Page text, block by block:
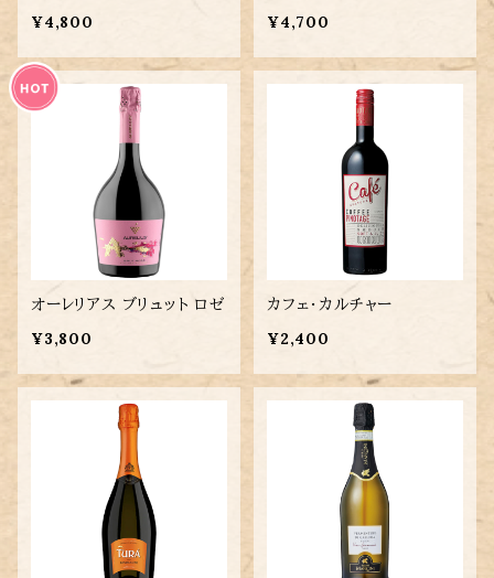
¥4,800
¥4,700
オーレリアス ブリュット ロゼ
¥3,800
カフェ・カルチャー
¥2,400